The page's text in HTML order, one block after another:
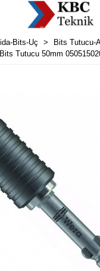
Bits-Uç > Bits Tutucu-
Tutucu 50mm